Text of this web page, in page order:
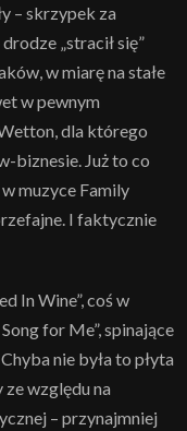
– skrzypek za
„stracił się”
w miarę na stałe
w pewnym
dla którego
biznesie. Już to co
muzyce Family
I faktycznie
In Wine”, coś w
for Me”, spinające
nie była to płyta
względu na
– przynajmniej